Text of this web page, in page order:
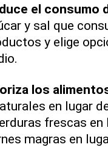
el consumo
y sal que
y elige
los
en lugar
frescas en
magras en